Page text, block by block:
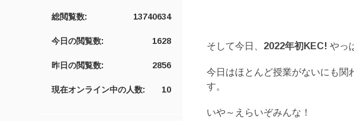
13740634
総閲覧数:
1628
今日の閲覧数:
2856
昨日の閲覧数:
10
現在オンライン中の人数:
そして今日、 2022年初KEC! やっ
今日はほとんど授業がないにも関
す。
いや～えらいぞみんな！